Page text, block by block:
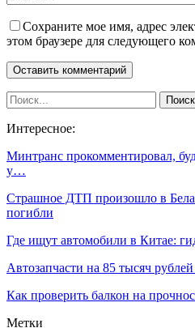
Сохраните мое имя, адрес
этом браузере для следующего
Интересное:
Минтранс прокомментировал,
у…
Страшное ДТП произошло в
погибли
Где ищут автомобили в Китае:
Автозапчасти на 85 тысяч
Как проверить балкон на
Метки